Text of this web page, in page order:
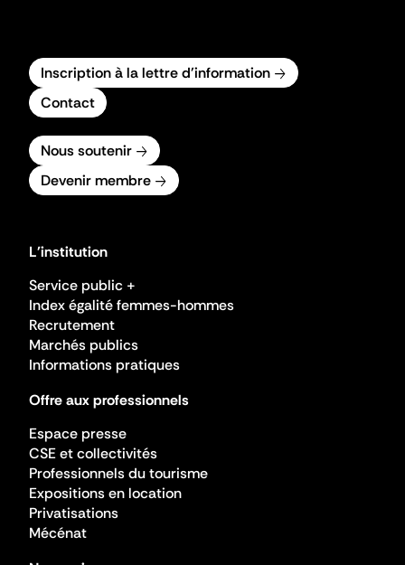
Inscription à la lettre d'information
Contact
Nous soutenir
Devenir membre
L'institution
Service public +
Index égalité femmes-hommes
Recrutement
Marchés publics
Informations pratiques
Offre aux professionnels
Espace presse
CSE et collectivités
Professionnels du tourisme
Expositions en location
Privatisations
Mécénat